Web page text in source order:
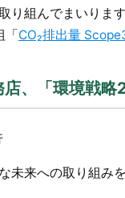
り組んでまいります
「CO₂排出量
、「環境戦略
未来への取り組み